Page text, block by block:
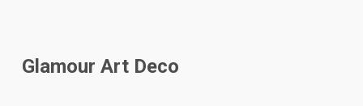
Glamour Art Deco